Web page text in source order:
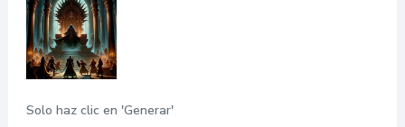
Solo haz clic en 'Generar'